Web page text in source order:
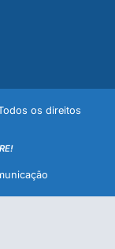
os direitos